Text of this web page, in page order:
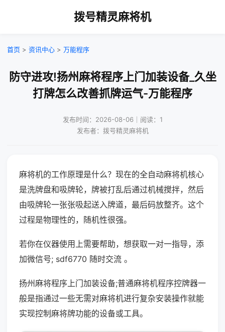
拨号精灵麻将机
首页 > 资讯中心 > 万能程序
防守进攻!扬州麻将程序上门加装设备_久坐
打牌怎么改善抓牌运气-万能程序
发布时间：2026-08-06｜阅读：1
发布者：拨号精灵麻将机
麻将机的工作原理是什么？现在的全自动麻将机核心
是洗牌盘和吸牌轮，牌被打乱后通过机械搅拌，然后
由吸牌轮一张张吸起送入牌道，最后码放整齐。这个
过程是物理性的，随机性很强。
若你在仪器使用上需要帮助，想获取一对一指导，添
加微信号; sdf6770 随时交流 。
扬州麻将程序上门加装设备;普通麻将机程序控牌器一
般是指通过一些无需对麻将机进行复杂安装操作就能
实现控制麻将牌功能的设备或工具。